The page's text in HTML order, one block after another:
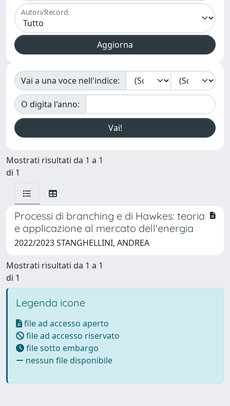
Autori/Record:
Vai a una voce nell'indice:
O digita l'anno:
Mostrati risultati da 1 a 1
di 1
Processi di branching e di Hawkes: teoria
e applicazione al mercato dell'energia
2022/2023 STANGHELLINI, ANDREA
Mostrati risultati da 1 a 1
di 1
Legenda icone
file ad accesso aperto
file ad accesso riservato
file sotto embargo
nessun file disponibile